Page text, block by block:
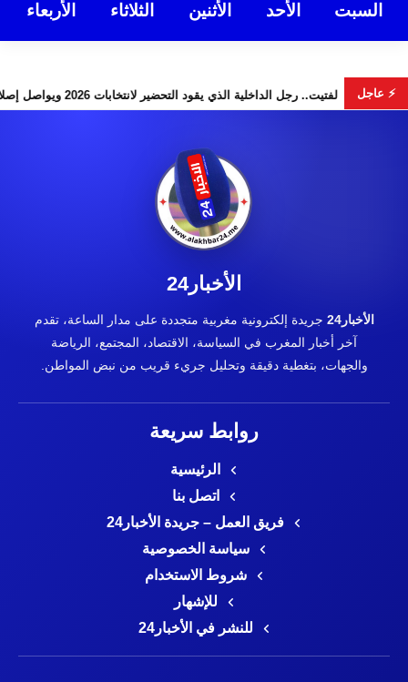
السبت الأحد الأثنين الثلاثاء الأربعاء
⚡ عاجل
تخطف الأضواء لفتيت.. رجل الداخلية الذي يقود التحضير لانتخابات 2026 ويواصل إصلاح الوزارة
الأخبار24
الأخبار24
جريدة إلكترونية مغربية متجددة على مدار الساعة، تقدم
آخر أخبار المغرب في السياسة، الاقتصاد، المجتمع، الرياضة
والجهات، بتغطية دقيقة وتحليل جريء قريب من نبض المواطن.
روابط سريعة
الرئيسية
اتصل بنا
فريق العمل – جريدة الأخبار24
سياسة الخصوصية
شروط الاستخدام
للإشهار
للنشر في الأخبار24